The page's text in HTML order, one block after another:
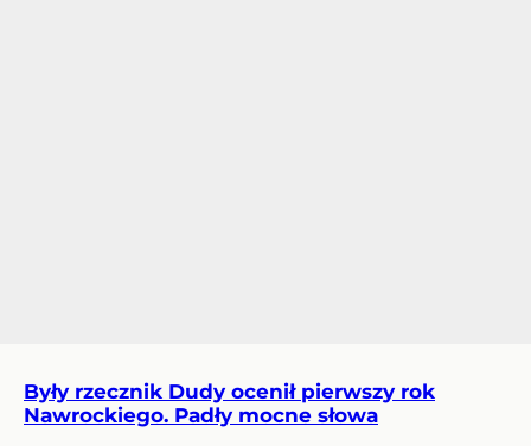
Były rzecznik Dudy ocenił pierwszy rok
Nawrockiego. Padły mocne słowa